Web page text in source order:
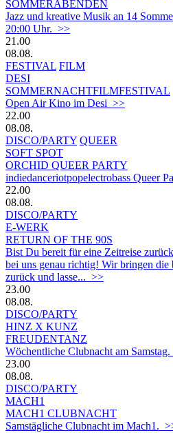
SOMMERABENDEN
Jazz und kreative Musik an 14
20:00 Uhr. >>
21.00
08.08.
FESTIVAL FILM
DESI
SOMMERNACHTFILMFESTIVAL
Open Air Kino im Desi >>
22.00
08.08.
DISCO/PARTY QUEER
SOFT SPOT
ORCHID QUEER PARTY
indiedanceriotpopelectrobass Queer
22.00
08.08.
DISCO/PARTY
E-WERK
RETURN OF THE 90S
Bist Du bereit für eine Zeitreise
bei uns genau richtig! Wir bringen die
zurück und lasse... >>
23.00
08.08.
DISCO/PARTY
HINZ X KUNZ
FREUDENTANZ
Wöchentliche Clubnacht am
23.00
08.08.
DISCO/PARTY
MACH1
MACH1 CLUBNACHT
Samstägliche Clubnacht im Mach1.